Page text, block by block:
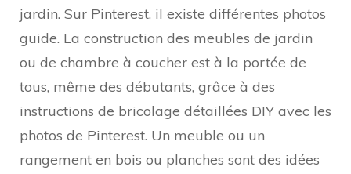
jardin. Sur Pinterest, il existe différentes photos
guide. La construction des meubles de jardin
ou de chambre à coucher est à la portée de
tous, même des débutants, grâce à des
instructions de bricolage détaillées DIY avec les
photos de Pinterest. Un meuble ou un
rangement en bois ou planches sont des idées